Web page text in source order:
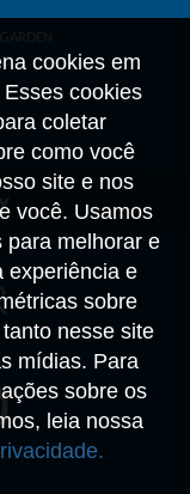
cookies em
cookies
coletar
como você
site e nos
você. Usamos
para melhorar e
experiência e
sobre
nesse site
mídias. Para
sobre os
leia nossa